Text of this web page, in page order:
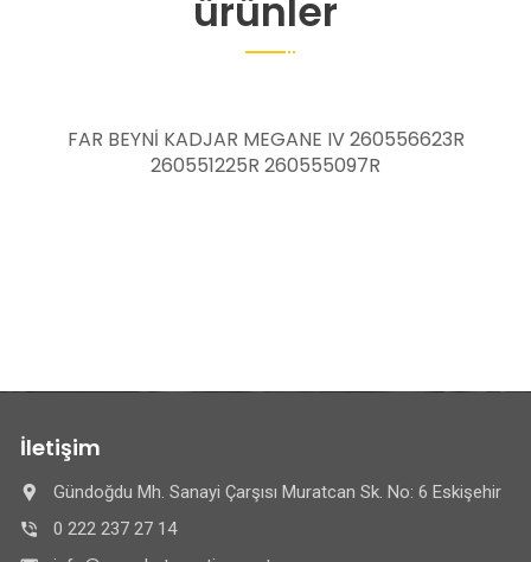
ürünler
FAR BEYNİ KADJAR MEGANE IV 260556623R
260551225R 260555097R
İletişim
Gündoğdu Mh. Sanayi Çarşısı Muratcan Sk. No: 6 Eskişehir
0 222 237 27 14